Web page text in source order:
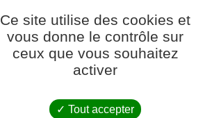
Ce site utilise des cookies et
vous donne le contrôle sur
ceux que vous souhaitez
activer
Tout accepter